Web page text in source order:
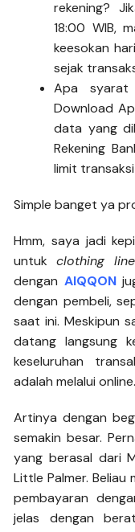
rekening?
18:00 WIB,
keesokan
sejak
Apa syarat
Download
data yang
Rekening
limit
Simple banget ya
Hmm, saya jadi
untuk clothing
dengan AIQQON
dengan pembeli,
saat ini. Meskipun
datang langsung
keseluruhan
adalah melalui online.
Artinya dengan
semakin besar.
yang berasal dari
Little Palmer. Beliau
pembayaran
jelas dengan